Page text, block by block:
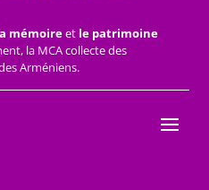
mémoireet le patrimoine
la MCA collecte des
Arméniens.